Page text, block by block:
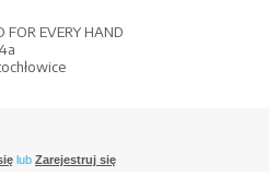
FOR EVERY HAND
lub Zarejestruj się